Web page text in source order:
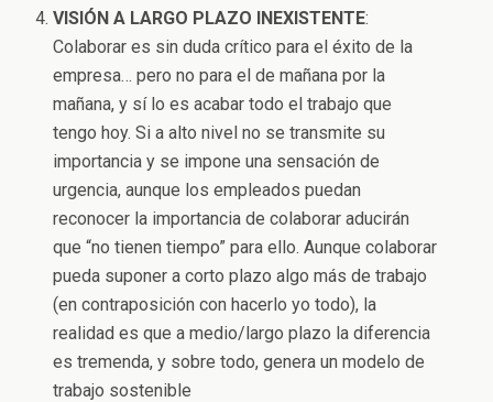
VISIÓN A LARGO PLAZO INEXISTENTE:
Colaborar es sin duda crítico para el éxito de la
empresa… pero no para el de mañana por la
mañana, y sí lo es acabar todo el trabajo que
tengo hoy. Si a alto nivel no se transmite su
importancia y se impone una sensación de
urgencia, aunque los empleados puedan
reconocer la importancia de colaborar aducirán
que “no tienen tiempo” para ello. Aunque colaborar
pueda suponer a corto plazo algo más de trabajo
(en contraposición con hacerlo yo todo), la
realidad es que a medio/largo plazo la diferencia
es tremenda, y sobre todo, genera un modelo de
trabajo sostenible